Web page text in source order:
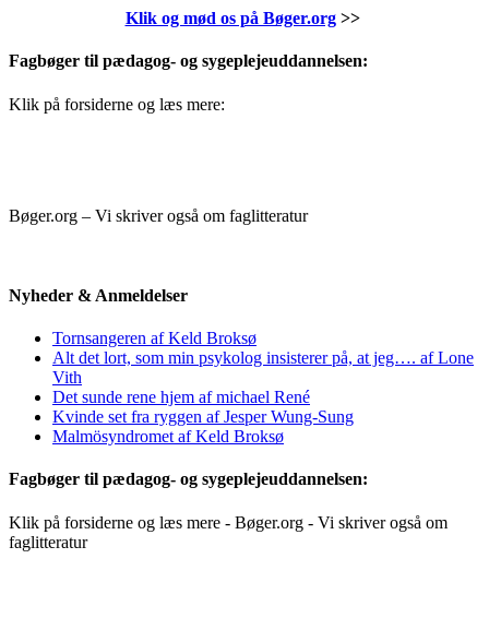
Klik og mød os på Bøger.org>>
Fagbøger til pædagog- og sygeplejeuddannelsen:
Klik på forsiderne og læs mere:
Bøger.org – Vi skriver også om faglitteratur
Nyheder & Anmeldelser
Tornsangeren af Keld Broksø
Alt det lort, som min psykolog insisterer på, at jeg…. af Lone
Vith
Det sunde rene hjem af michael René
Kvinde set fra ryggen af Jesper Wung-Sung
Malmösyndromet af Keld Broksø
Fagbøger til pædagog- og sygeplejeuddannelsen:
Klik på forsiderne og læs mere - Bøger.org - Vi skriver også om
faglitteratur